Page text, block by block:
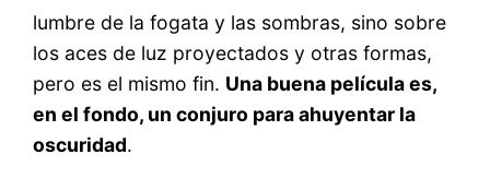
lumbre de la fogata y las sombras, sino sobre
los aces de luz proyectados y otras formas,
pero es el mismo fin. Una buena película es,
en el fondo, un conjuro para ahuyentar la
oscuridad.